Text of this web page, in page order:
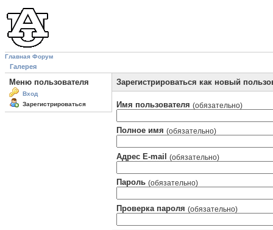
Главная Форум
Галерея
Меню пользователя
Вход
Зарегистрироваться
Зарегистрироваться как новый
Имя пользователя (обязательно)
Полное имя (обязательно)
Адрес E-mail (обязательно)
Пароль (обязательно)
Проверка пароля (обязательно)